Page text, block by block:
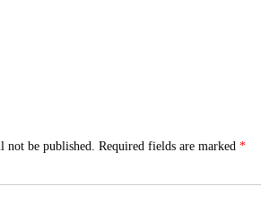
not be published. Required fields are marked *